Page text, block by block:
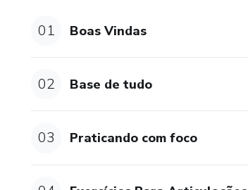
01 Boas Vindas
02 Base de tudo
03 Praticando com foco